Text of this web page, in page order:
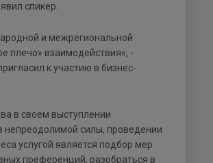
спикер.
и межрегиональной
плечо» взаимодействия», -
к участию в бизнес-
в своем выступлении
непреодолимой силы, проведении
услугой является подбор мер
преференций, разобраться в